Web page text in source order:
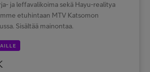
ja leffavalikoima sekä Hayu-realitya
etuhintaan MTV Katsomon
Sisältää mainontaa.